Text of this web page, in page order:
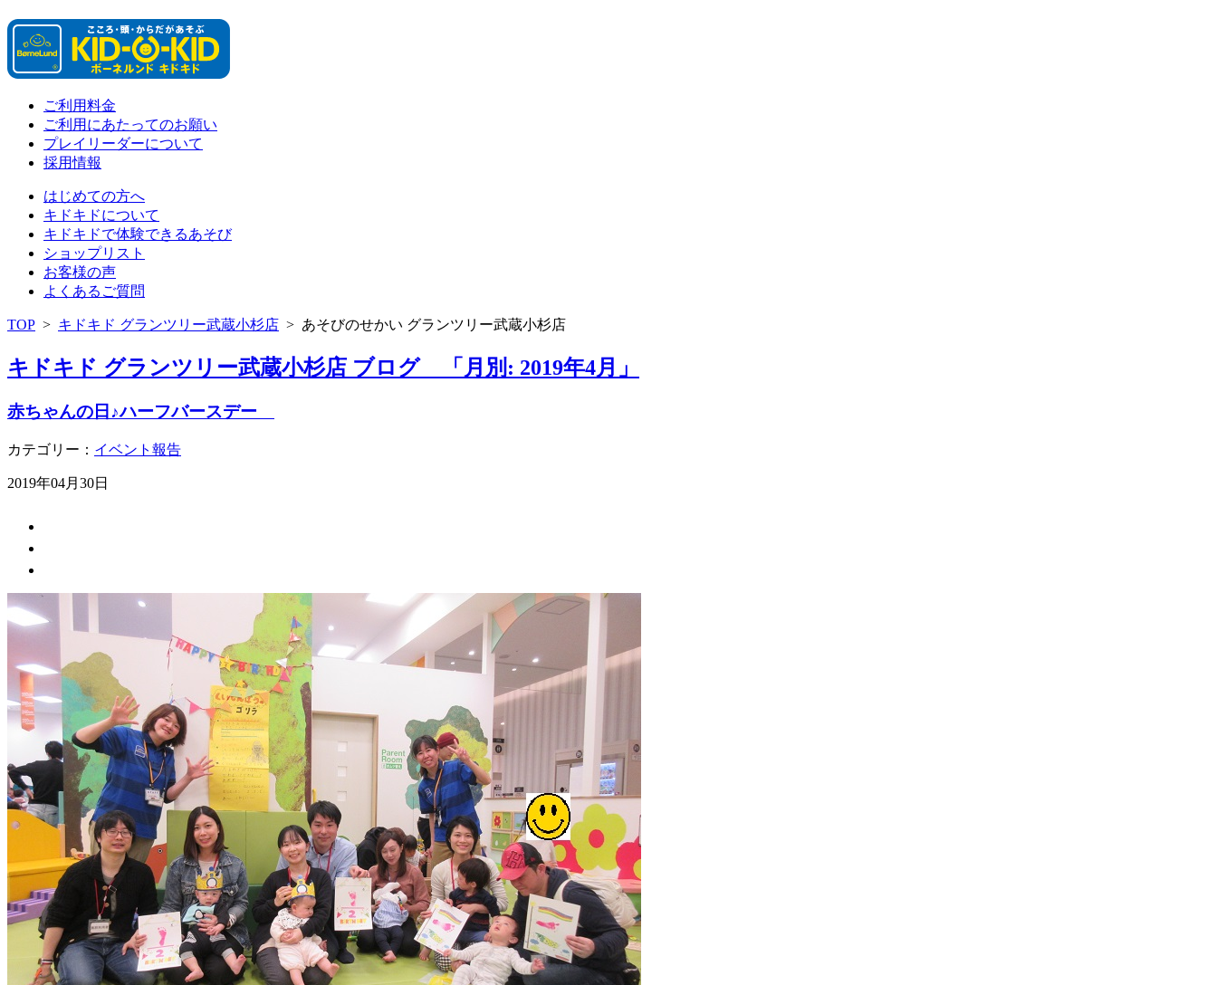
ご利用料金
ご利用にあたってのお願い
プレイリーダーについて
採用情報
はじめての方へ
キドキドについて
キドキドで体験できるあそび
ショップリスト
お客様の声
よくあるご質問
TOP > キドキド グランツリー武蔵小杉店 > あそびのせかい グランツリー武蔵小杉店
キドキド グランツリー武蔵小杉店 ブログ 「月別: 2019年4月」
赤ちゃんの日♪ハーフバースデー
カテゴリー： イベント報告
2019年04月30日